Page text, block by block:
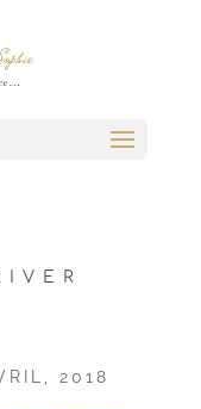
2018